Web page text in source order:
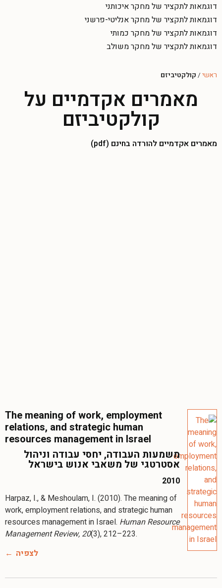
דוגמאות לתקציר של מחקר איכותני
דוגמאות לתקציר של מחקר אנליטי-פרשני
דוגמאות לתקציר של מחקר כמותי
דוגמאות לתקציר של מחקר משולב
ראשי / קולקטיביזם
מאמרים אקדמיים על
קולקטיביזם
מאמרים אקדמיים להורדה בחינם (pdf)
The meaning of work, employment
relations, and strategic human
resources management in Israel
משמעות העבודה, יחסי עבודה וניהול
אסטרטגי של משאבי אנוש בישראל
2010
Harpaz, I., & Meshoulam, I. (2010). The meaning of
work, employment relations, and strategic human
resources management in Israel. Human Resource
Management Review, 20(3), 212–223.
לצפיה